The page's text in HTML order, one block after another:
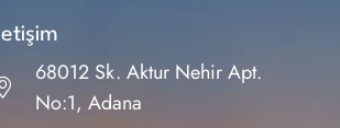
İletişim
68012 Sk. Aktur Nehir Apt.
No:1, Adana